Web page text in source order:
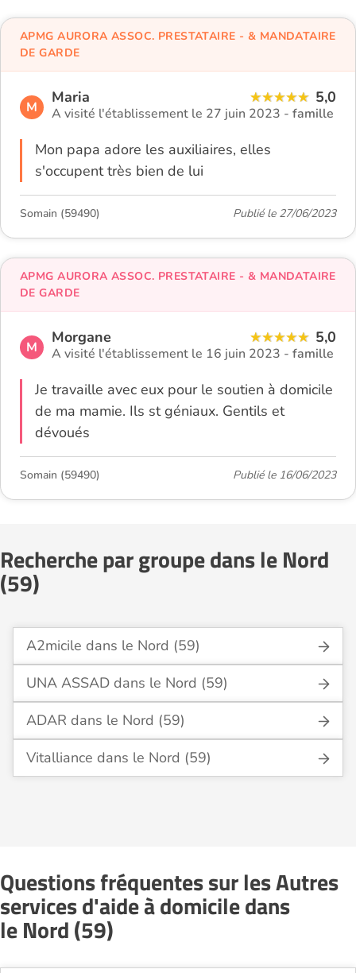
M
Maria 5,0
A visité l'établissement le 27 juin 2023 - famille
Mon papa adore les auxiliaires, elles
s'occupent très bien de lui
APMG AURORA ASSOC. PRESTATAIRE - & MANDATAIRE
DE GARDE
Somain (59490) Publié le 27/06/2023
M
Morgane 5,0
A visité l'établissement le 16 juin 2023 - famille
Je travaille avec eux pour le soutien à domicile
de ma mamie. Ils st géniaux. Gentils et
dévoués
APMG AURORA ASSOC. PRESTATAIRE - & MANDATAIRE
DE GARDE
Somain (59490) Publié le 16/06/2023
Recherche par groupe dans le Nord
(59)
A2micile dans le Nord (59)
UNA ASSAD dans le Nord (59)
ADAR dans le Nord (59)
Vitalliance dans le Nord (59)
Questions fréquentes sur les Autres
services d'aide à domicile dans
le Nord (59)